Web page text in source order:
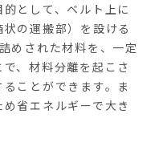
として、ベルト上に
の運搬部）を設ける
めされた材料を、一定
、材料分離を起こさ
ことができます。ま
省エネルギーで大き